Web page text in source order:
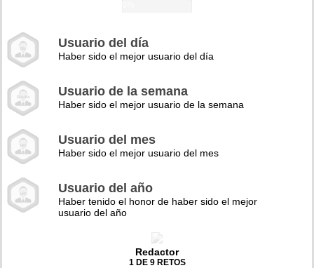
Usuario del día
Haber sido el mejor usuario del día
Usuario de la semana
Haber sido el mejor usuario de la semana
Usuario del mes
Haber sido el mejor usuario del mes
Usuario del año
Haber tenido el honor de haber sido el mejor
usuario del año
Redactor
1 DE 9 RETOS